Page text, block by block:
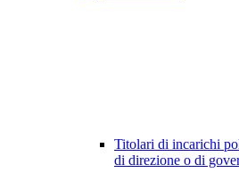
Titolari di incarichi
di direzione o di